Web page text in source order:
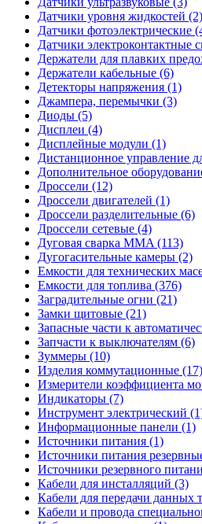
Датчики уровня жидкостей (2)
Датчики фотоэлектрические
Датчики электроконтактные
Держатели для плавких
Держатели кабельные (6)
Детекторы напряжения (1)
Джампера, перемычки (3)
Диоды (5)
Дисплеи (4)
Дисплейные модули (1)
Дистанционное управление
Дополнительное
Дроссели (12)
Дроссели двигателей (1)
Дроссели разделительные (6)
Дроссели сетевые (4)
Дуговая сварка MMA (113)
Дугогасительные камеры (2)
Емкости для технических
Емкости для топлива (376)
Заградительные огни (21)
Замки щитовые (21)
Запасные части к
Запчасти к выключателям (6)
Зуммеры (10)
Изделия коммутационные (17)
Измерители коэффициента
Индикаторы (7)
Инструмент электрический
Информационные панели (1)
Источники питания (1)
Источники питания
Источники резервного
Кабели для инсталляций (3)
Кабели для передачи данных
Кабели и провода